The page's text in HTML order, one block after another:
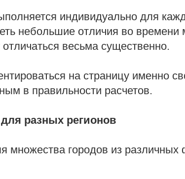
индивидуально для
небольшие отличия во
весьма существенно.
на страницу именно
в правильности расчетов.
разных регионов
множества городов из различных